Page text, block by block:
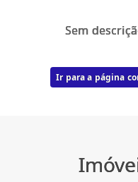
Sem
Ir para a página